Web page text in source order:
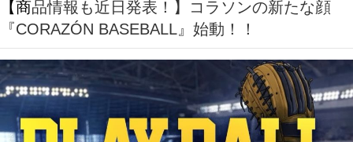
【商品情報も近日発表！】コラソンの新たな顔
『CORAZÓN BASEBALL』始動！！